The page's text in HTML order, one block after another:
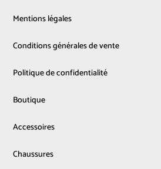
Mentions légales
Conditions générales de vente
Politique de confidentialité
Boutique
Accessoires
Chaussures